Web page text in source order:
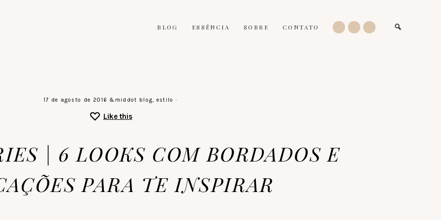
BLOG ESSÊNCIA SOBRE CONTATO
17 de agosto de 2016 &middot blog, estilo ·
Like this
| 6 LOOKS COM BORDADOS E
PARA TE INSPIRAR